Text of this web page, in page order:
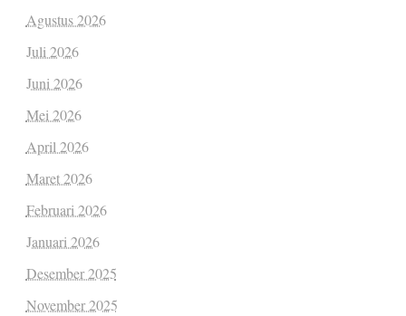
Agustus 2026
Juli 2026
Juni 2026
Mei 2026
April 2026
Maret 2026
Februari 2026
Januari 2026
Desember 2025
November 2025